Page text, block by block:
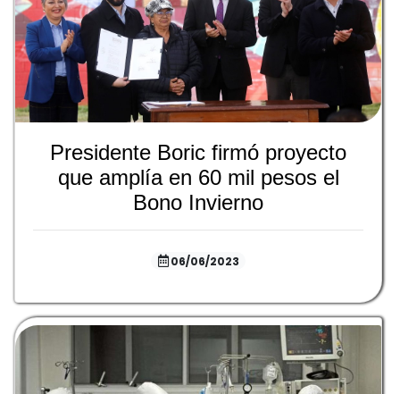
Presidente Boric firmó proyecto
que amplía en 60 mil pesos el
Bono Invierno
06/06/2023